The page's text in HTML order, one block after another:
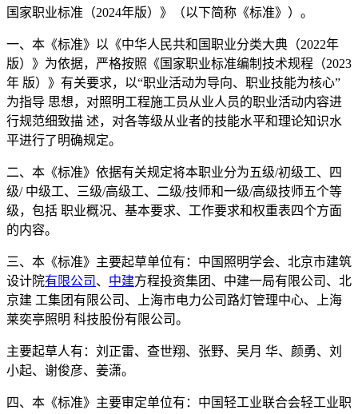
国家职业标准（2024年版）》（以下简称《标准》）。
一、本《标准》以《中华人民共和国职业分类大典（2022年
版）》为依据，严格按照《国家职业标准编制技术规程（2023
年 版）》有关要求，以“职业活动为导向、职业技能为核心”
为指导 思想，对照明工程施工员从业人员的职业活动内容进
行规范细致描 述，对各等级从业者的技能水平和理论知识水
平进行了明确规定。
二、本《标准》依据有关规定将本职业分为五级/初级工、四
级/ 中级工、三级/高级工、二级/技师和一级/高级技师五个等
级，包括 职业概况、基本要求、工作要求和权重表四个方面
的内容。
三、本《标准》主要起草单位有：中国照明学会、北京市建筑
设计院有限公司 、 中建方程投资集团、中建一局有限公司、北
京建 工集团有限公司、上海市电力公司路灯管理中心、上海
莱奕亭照明 科技股份有限公司。
主要起草人有：刘正雷、查世翔、张野、吴月 华、颜勇、刘
小起、谢俊彦、姜潇。
四、本《标准》主要审定单位有：中国轻工业联合会轻工业职